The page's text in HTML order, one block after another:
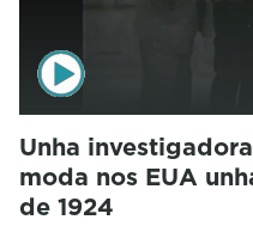
Unha
moda nos EUA
de 1924